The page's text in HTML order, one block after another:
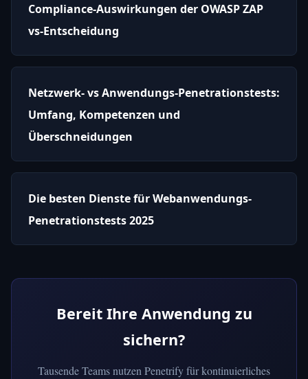
Compliance-Auswirkungen der OWASP ZAP
vs-Entscheidung
Netzwerk- vs Anwendungs-Penetrationstests:
Umfang, Kompetenzen und
Überschneidungen
Die besten Dienste für Webanwendungs-
Penetrationstests 2025
Bereit Ihre Anwendung zu
sichern?
Tausende Teams nutzen Penetrify für kontinuierliches